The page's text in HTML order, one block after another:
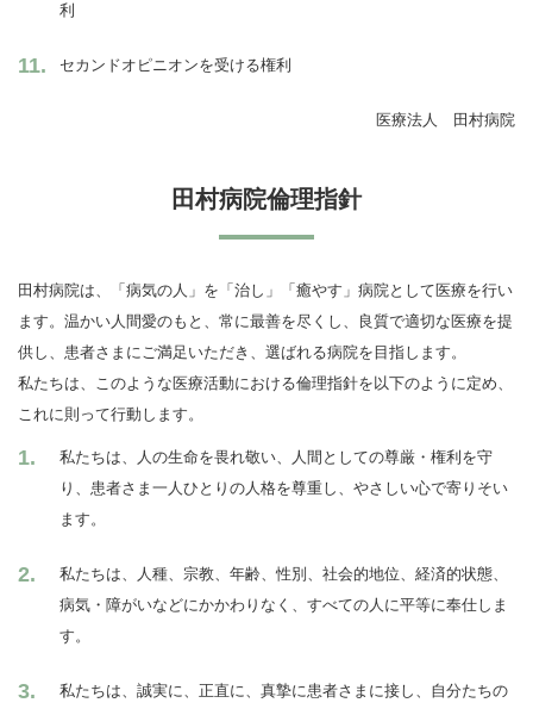
利
セカンドオピニオンを受ける権利
医療法人 田村病院
田村病院倫理指針
田村病院は、「病気の人」を「治し」「癒やす」病院として医療を行い
ます。温かい人間愛のもと、常に最善を尽くし、良質で適切な医療を提
供し、患者さまにご満足いただき、選ばれる病院を目指します。
私たちは、このような医療活動における倫理指針を以下のように定め、
これに則って行動します。
私たちは、人の生命を畏れ敬い、人間としての尊厳・権利を守
り、患者さま一人ひとりの人格を尊重し、やさしい心で寄りそい
ます。
私たちは、人種、宗教、年齢、性別、社会的地位、経済的状態、
病気・障がいなどにかかわりなく、すべての人に平等に奉仕しま
す。
私たちは、誠実に、正直に、真摯に患者さまに接し、自分たちの